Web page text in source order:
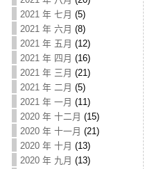
2021 年 七月 (5)
2021 年 六月 (8)
2021 年 五月 (12)
2021 年 四月 (16)
2021 年 三月 (21)
2021 年 二月 (5)
2021 年 一月 (11)
2020 年 十二月 (15)
2020 年 十一月 (21)
2020 年 十月 (13)
2020 年 九月 (13)